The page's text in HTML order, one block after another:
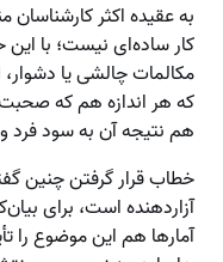
به عقیده اکثر کارشناسان
کار ساده‌ای نیست؛ با این
مکالمات چالشی یا
که هر اندازه هم که صحبت
هم نتیجه آن به سود فرد
خطاب قرار گرفتن چنین
آزاردهنده است، برای
آمارها هم این موضوع را